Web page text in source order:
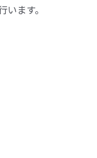
ます。